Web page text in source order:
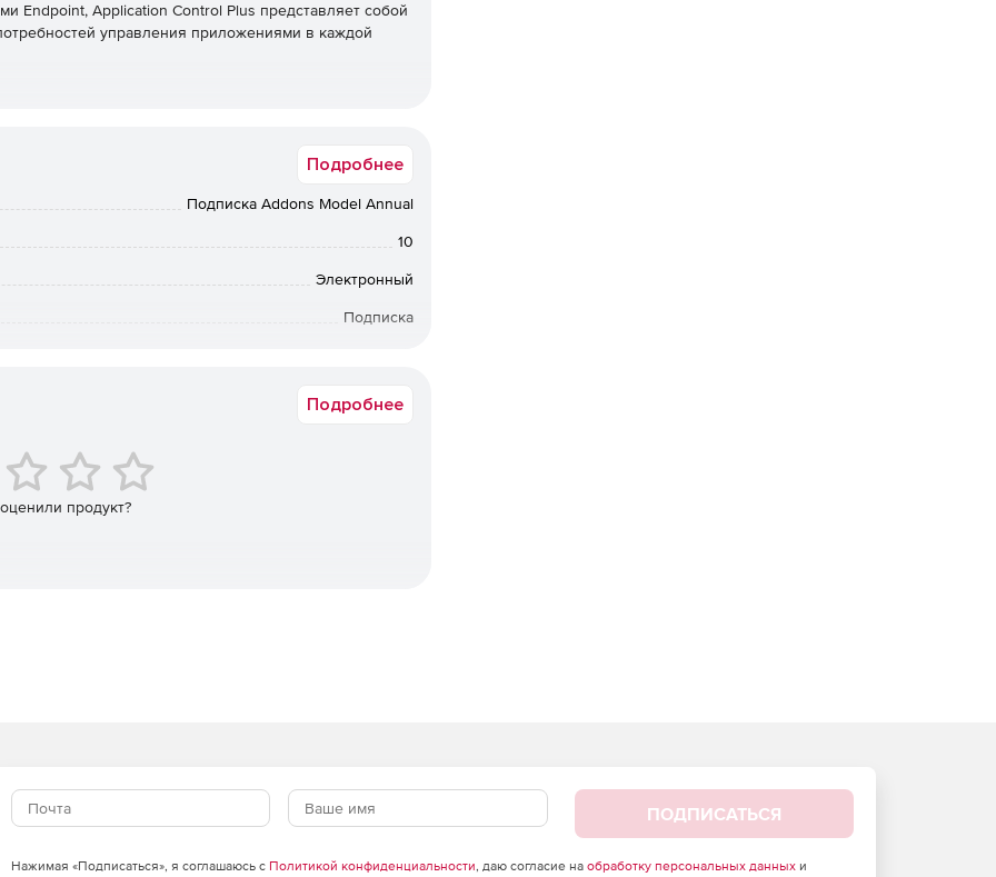
Endpoint, Application Control Plus представляет собой
управления приложениями в каждой
приложения.
расстоянии от сети.
к минимуму количества программного обеспечения
и упрощение повышения привилегий
Подробнее
Подписка Addons Model Annual
10
Электронный
Подписка
Подробнее
продукт?
ПОДПИСАТЬСЯ
Нажимая «Подписаться», я соглашаюсь с Политикой конфиденциальности, даю согласие на обработку персональных данныхи